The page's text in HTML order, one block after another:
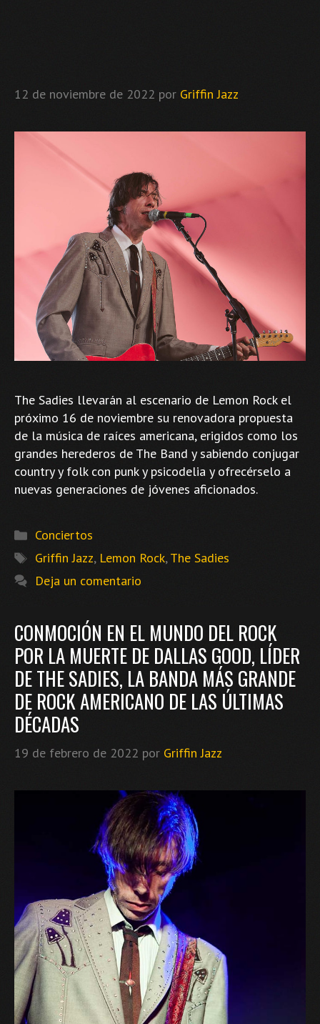
12 de noviembre de 2022 por Griffin Jazz
The Sadies llevarán al escenario de Lemon Rock el
próximo 16 de noviembre su renovadora propuesta
de la música de raíces americana, erigidos como los
grandes herederos de The Band y sabiendo conjugar
country y folk con punk y psicodelia y ofrecérselo a
nuevas generaciones de jóvenes aficionados.
Categorías
Conciertos
Etiquetas
Griffin Jazz, Lemon Rock,The Sadies
Deja un comentario
CONMOCIÓN EN EL MUNDO DEL ROCK
POR LA MUERTE DE DALLAS GOOD, LÍDER
DE THE SADIES, LA BANDA MÁS GRANDE
DE ROCK AMERICANO DE LAS ÚLTIMAS
DÉCADAS
19 de febrero de 2022 por Griffin Jazz